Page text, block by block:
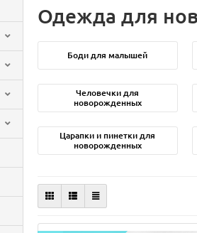
Одежда для
Боди для малышей
Человечки для
новорожденных
Царапки и пинетки для
новорожденных